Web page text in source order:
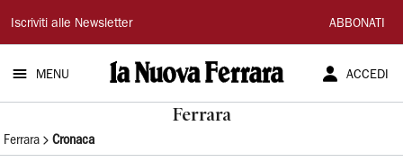
La
Nuova
Ferrara
Iscriviti alle Newsletter ABBONATI
MENU ACCEDI
Ferrara
Ferrara Cronaca